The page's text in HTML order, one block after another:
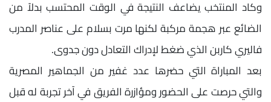
وكاد المنتخب يضاعف النتيجة في الوقت المحتسب بدلاً من
الضائع عبر هجمة مركبة لكنها مرت بسلام على عناصر المدرب
فاليري كاربن الذي ضغط لإدراك التعادل دون جدوى.
بعد المباراة التي حضرها عدد غفير من الجماهير المصرية
والتي حرصت على الحضور ومؤازرة الفريق في آخر تجربة له قبل